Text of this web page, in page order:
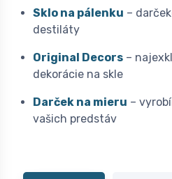
Sklo na pálenku –
destiláty
Original Decors –
dekorácie na skle
Darček na mieru –
vašich predstáv